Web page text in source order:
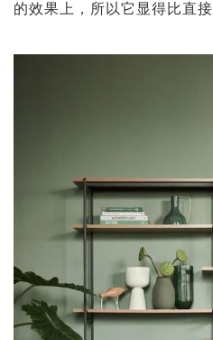
的效果上，所以它显得比直